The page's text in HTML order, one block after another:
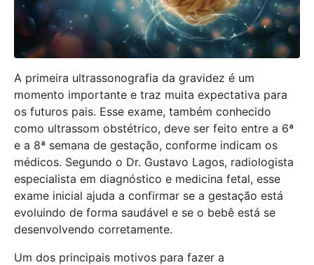
A primeira ultrassonografia da gravidez é um
momento importante e traz muita expectativa para
os futuros pais. Esse exame, também conhecido
como ultrassom obstétrico, deve ser feito entre a 6ª
e a 8ª semana de gestação, conforme indicam os
médicos. Segundo o Dr. Gustavo Lagos, radiologista
especialista em diagnóstico e medicina fetal, esse
exame inicial ajuda a confirmar se a gestação está
evoluindo de forma saudável e se o bebê está se
desenvolvendo corretamente.
Um dos principais motivos para fazer a